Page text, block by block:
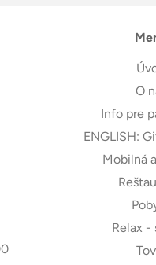
O
Info pre
ENGLISH:
Mobilná
Relax -